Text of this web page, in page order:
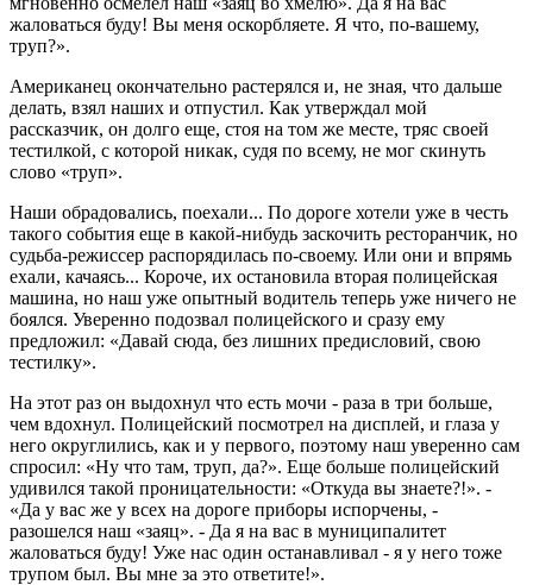
жаловаться буду! Вы меня оскорбляете. Я что, по-вашему,
труп?».
Американец окончательно растерялся и, не зная, что дальше
делать, взял наших и отпустил. Как утверждал мой
рассказчик, он долго еще, стоя на том же месте, тряс своей
тестилкой, с которой никак, судя по всему, не мог скинуть
слово «труп».
Наши обрадовались, поехали... По дороге хотели уже в честь
такого события еще в какой-нибудь заскочить ресторанчик, но
судьба-режиссер распорядилась по-своему. Или они и впрямь
ехали, качаясь... Короче, их остановила вторая полицейская
машина, но наш уже опытный водитель теперь уже ничего не
боялся. Уверенно подозвал полицейского и сразу ему
предложил: «Давай сюда, без лишних предисловий, свою
тестилку».
На этот раз он выдохнул что есть мочи - раза в три больше,
чем вдохнул. Полицейский посмотрел на дисплей, и глаза у
него округлились, как и у первого, поэтому наш уверенно сам
спросил: «Ну что там, труп, да?». Еще больше полицейский
удивился такой проницательности: «Откуда вы знаете?!». -
«Да у вас же у всех на дороге приборы испорчены, -
разошелся наш «заяц». - Да я на вас в муниципалитет
жаловаться буду! Уже нас один останавливал - я у него тоже
трупом был. Вы мне за это ответите!».